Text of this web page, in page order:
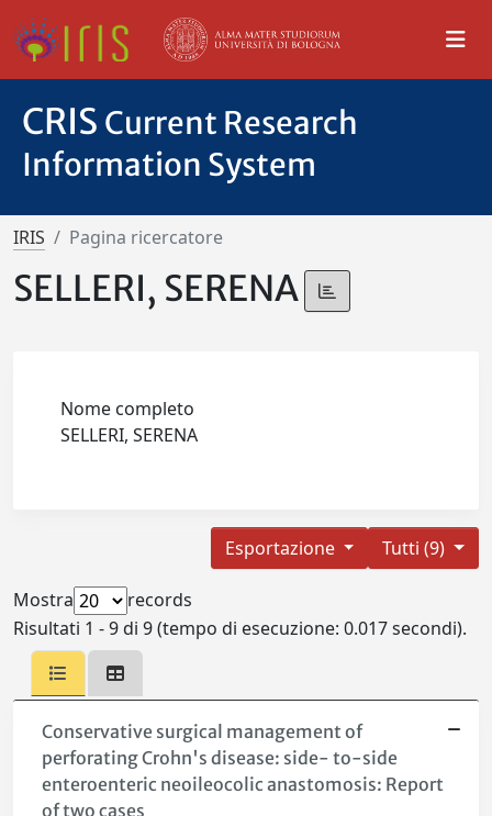
CRIS Current Research
Information System
IRIS Pagina ricercatore
SELLERI, SERENA
Nome completo
SELLERI, SERENA
Tutti (9)
Esportazione
Mostra
records
Risultati 1 - 9 di 9 (tempo di esecuzione: 0.017 secondi).
Conservative surgical management of
perforating Crohn's disease: side- to-side
enteroenteric neoileocolic anastomosis: Report
of two cases